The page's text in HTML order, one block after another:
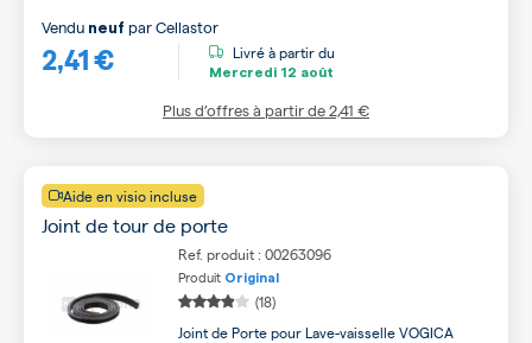
2,41 €
Vendu neuf parCellastor
Livré à partir du
Mercredi 12 août
Plus d’offres à partir de2,41 €
Aide en visio incluse
Joint de tour de porte
Ref. produit : 00263096
Produit Original
(18)
Joint de Porte pour Lave-vaisselle VOGICA